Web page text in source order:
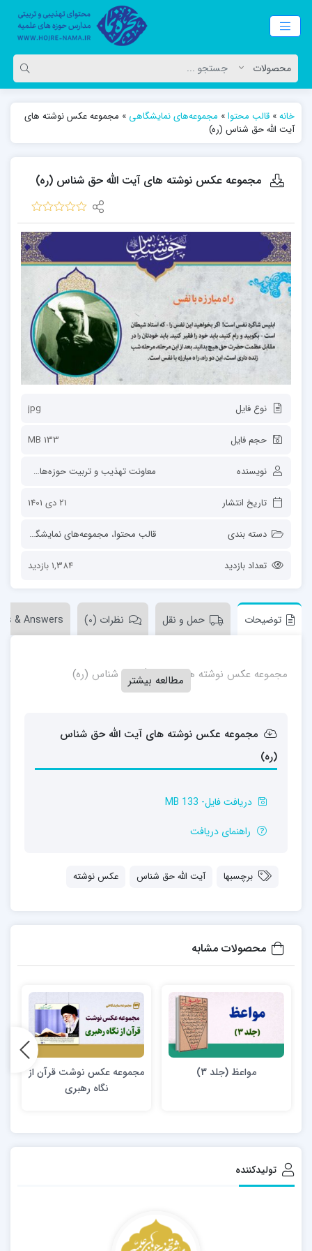
خانه» قالب محتوا» مجموعه‌های نمایشگاهی » مجموعه عکس نوشته های
آیت الله حق شناس (ره)
مجموعه عکس نوشته های آیت الله حق شناس (ره)
نوع فایل jpg
حجم فایل 133 MB
نویسنده معاونت تهذیب و تربیت حوزه‌های علمیه
تاریخ انتشار 21 دی 1401
دسته بندی قالب محتوا، مجموعه‌های نمایشگاهی
تعداد بازدید 1,384 بازدید
توضیحات حمل و نقل نظرات (0) & Answers
مجموعه عکس نوشته های آیت الله حق شناس (ره)
مطالعه بیشتر
مجموعه عکس نوشته های آیت الله حق شناس
(ره)
دریافت فایل- 133 MB
راهنمای دریافت
برچسبها آیت الله حق شناس عکس نوشته
محصولات مشابه
مواعظ (جلد 3)
مجموعه عکس نوشت قرآن از
نگاه رهبری
تولیدکننده